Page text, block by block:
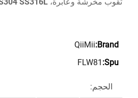
Brand:
QiiMii
Spu:
FLW81
الحجم: